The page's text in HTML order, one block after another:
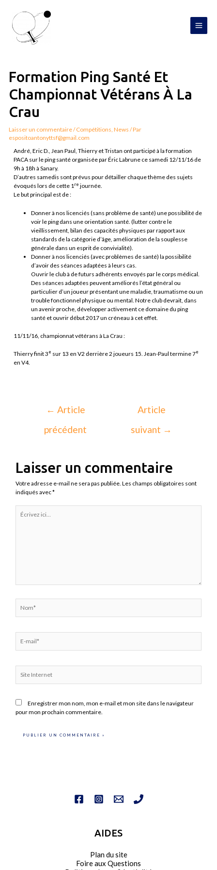
contenu
Formation Ping Santé Et
Championnat Vétérans À La
Crau
Laisser un commentaire/Compétitions,News / Par
espositoantonyttsf@gmail.com
André, Eric D., Jean Paul, Thierry et Tristan ont participé à la formation
PACA sur le ping santé organisée par Éric Labrune ce samedi 12/11/16 de
9h à 18h à Sanary.
D’autres samedis sont prévus pour détailler chaque thème des sujets
évoqués lors de cette 1re journée.
Le but principal est de :
Donner à nos licenciés (sans problème de santé) une possibilité de
voir le ping dans une orientation santé. (lutter contre le
vieillissement, bilan des capacités physiques par rapport aux
standards de la catégorie d’âge, amélioration de la souplesse
générale dans un esprit de convivialité).
Donner à nos licenciés (avec problèmes de santé) la possibilité
d’avoir des séances adaptées à leurs cas.
Ouvrir le club à de futurs adhérents envoyés par le corps médical.
Des séances adaptées peuvent améliorés l’état général ou
particulier d’un joueur présentant une maladie, traumatisme ou un
trouble fonctionnel physique ou mental. Notre club devrait, dans
un avenir proche, développer activement ce domaine du ping
santé et ouvrir début 2017 un créneau à cet effet.
11/11/16, championnat vétérans à La Crau :
Thierry finit 3e sur 13 en V2 derrière 2 joueurs 15. Jean-Paul termine 7e
en V4.
← Article
précédent
Article
suivant →
Laisser un commentaire
Votre adresse e-mail ne sera pas publiée. Les champs obligatoires sont
indiqués avec*
ici…
mail*
Internet
Enregistrer mon nom, mon e-mail et mon site dans le navigateur
pour mon prochain commentaire.
AIDES
Plan du site
Foire aux Questions